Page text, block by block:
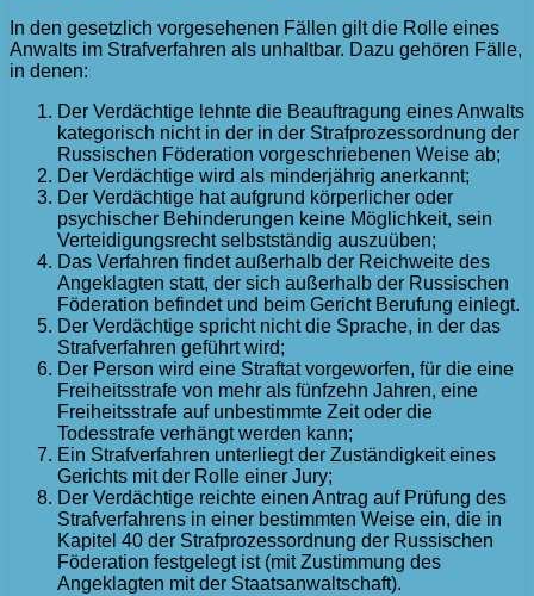
In den gesetzlich vorgesehenen Fällen gilt die Rolle eines
Anwalts im Strafverfahren als unhaltbar. Dazu gehören Fälle,
in denen:
Der Verdächtige lehnte die Beauftragung eines Anwalts
kategorisch nicht in der in der Strafprozessordnung der
Russischen Föderation vorgeschriebenen Weise ab;
Der Verdächtige wird als minderjährig anerkannt;
Der Verdächtige hat aufgrund körperlicher oder
psychischer Behinderungen keine Möglichkeit, sein
Verteidigungsrecht selbstständig auszuüben;
Das Verfahren findet außerhalb der Reichweite des
Angeklagten statt, der sich außerhalb der Russischen
Föderation befindet und beim Gericht Berufung einlegt.
Der Verdächtige spricht nicht die Sprache, in der das
Strafverfahren geführt wird;
Der Person wird eine Straftat vorgeworfen, für die eine
Freiheitsstrafe von mehr als fünfzehn Jahren, eine
Freiheitsstrafe auf unbestimmte Zeit oder die
Todesstrafe verhängt werden kann;
Ein Strafverfahren unterliegt der Zuständigkeit eines
Gerichts mit der Rolle einer Jury;
Der Verdächtige reichte einen Antrag auf Prüfung des
Strafverfahrens in einer bestimmten Weise ein, die in
Kapitel 40 der Strafprozessordnung der Russischen
Föderation festgelegt ist (mit Zustimmung des
Angeklagten mit der Staatsanwaltschaft).